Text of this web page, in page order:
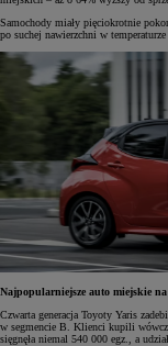
Samochody miały pięciokrotnie
po suchej nawierzchni w
Najpopularniejsze auto miejskie na
Czwarta generacja Toyoty Yaris
w segmencie B. Klienci kupili
sięgnęła niemal 540 000 egz., a